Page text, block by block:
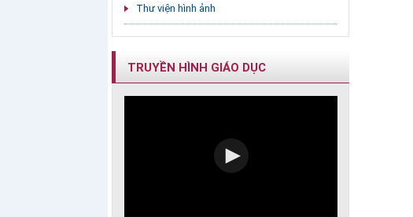
Thư viện hình ảnh
TRUYỀN HÌNH GIÁO DỤC